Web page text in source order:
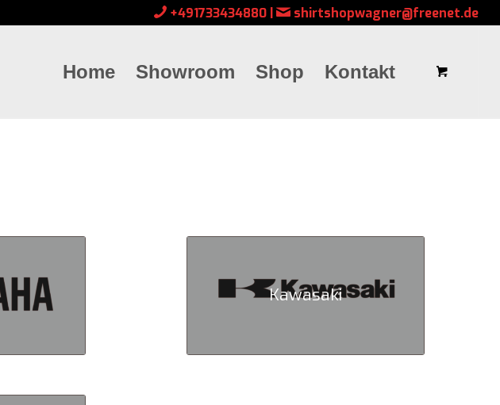
+491733434880 | shirtshopwagner@freenet.de
Home Showroom Shop Kontakt
Kawasaki